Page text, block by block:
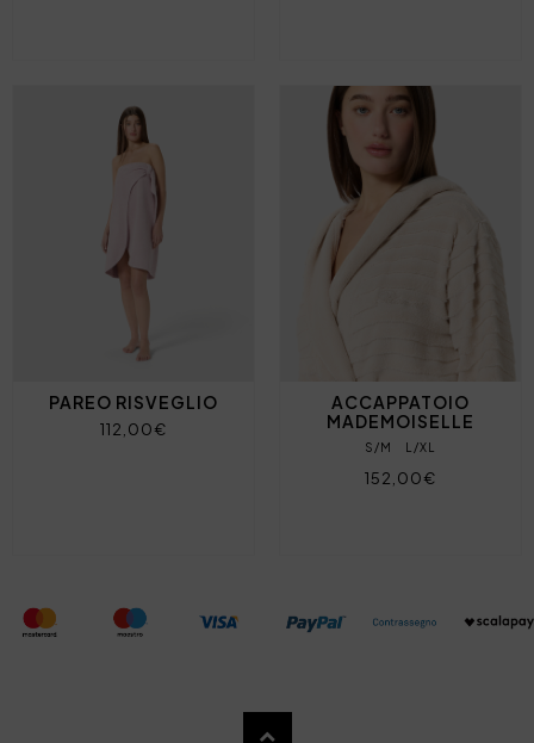
PAREO RISVEGLIO
112,00€
ACCAPPATOIO
MADEMOISELLE
S/M L/XL
152,00€